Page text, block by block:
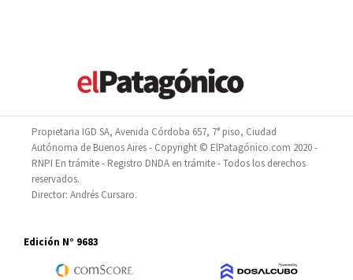
Propietaria IGD SA, Avenida Córdoba 657, 7° piso, Ciudad
Autónoma de Buenos Aires - Copyright © ElPatagónico.com 2020 -
RNPI En trámite - Registro DNDA en trámite - Todos los derechos
reservados.
Director: Andrés Cursaro.
Edición N° 9683